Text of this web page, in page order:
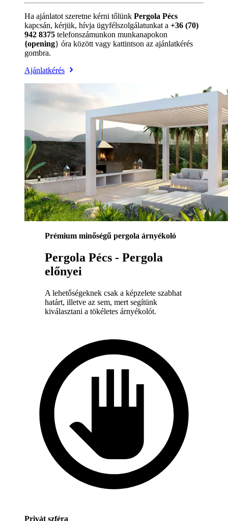
Ha ajánlatot szeretne kérni tőlünk Pergola Pécs
kapcsán, kérjük, hívja ügyfélszolgálatunkat a +36 (70)
942 8375 telefonszámunkon munkanapokon
{opening} óra között vagy kattintson az ajánlatkérés
gombra.
Ajánlatkérés
Prémium minőségű pergola árnyékoló
Pergola Pécs - Pergola
előnyei
A lehetőségeknek csak a képzelete szabhat
határt, illetve az sem, mert segítünk
kiválasztani a tökéletes árnyékolót.
Privát szféra